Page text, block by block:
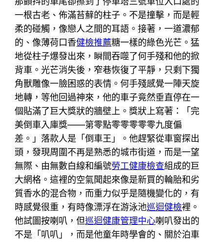
一根古老、佈滿苔蘚的柱子。不是撞擊，而是輕
柔的碰觸，像戀人之間的耳語。接著，一道濃郁
的、像薄荷口香健檢推薦糖一樣的綠色光芒。猛
地從柱子爆發出來，瞬間吞噬了何手殘和他的掀
背車。光芒消失後，窄巷恢復了平靜，只剩下獨
角獸雕像一臉困惑的表情。何手殘感覺一陣天旋
地轉，等他回過神來，他的車子竟然垂直停在一
個貼滿了巨大獎狀的牆壁上。獎狀上寫著：「完
美倒車入庫獎——第零點零零零零零九度偏
差。」落款人是「倒車王」。他趕緊從車窗探出
頭，發現周圍不再是熟悉的城市街道，而是一望
無際、由無數白線和編號勞工健康檢查組成的巨
大網格。這裡的空氣聞起來像是新買的輪胎和劣
質香水的混合物，而重力似乎是隨機變化的，有
時感覺很重，有時像漂浮在游泳池巡迴健檢裡。
他試圖按喇叭，但巡迴健康管理中心喇叭發出的
不是「叭叭」，而是他童年時學會的、關於泊車